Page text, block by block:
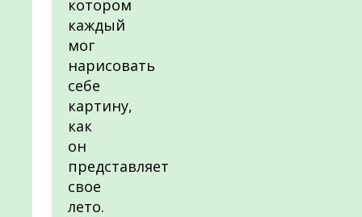
котором
каждый
мог
нарисовать
себе
картину,
как
он
представляет
свое
лето.